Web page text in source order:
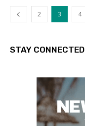
2 3 4
STAY CONNECTED